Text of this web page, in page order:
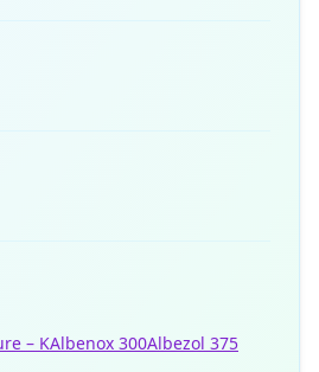
– KAlbenox 300Albezol 375